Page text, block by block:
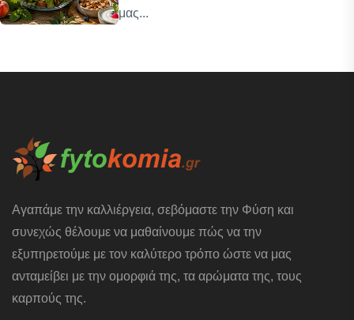
μας...
Αγαπάμε την καλλιέργεια, σεβόμαστε την Φύση και
συνεχώς θέλουμε να μαθαίνουμε πώς να την
εξυπηρετούμε με τον καλύτερο τρόπο ώστε να μας
ανταμείβει με την ομορφιά της, τα αρώματα της, τους
καρπούς της.